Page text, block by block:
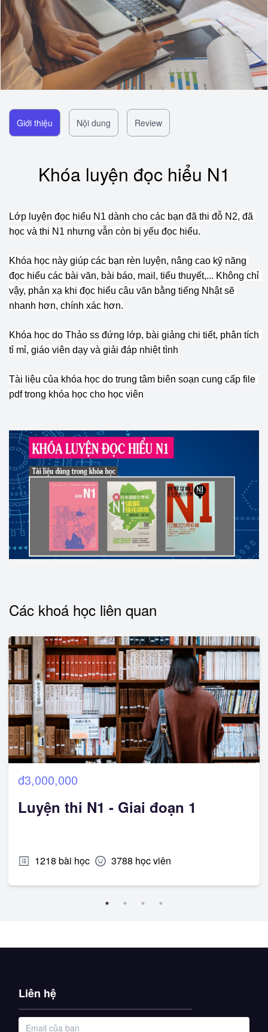
Giới thiệu Nội dung Review
Khóa luyện đọc hiểu N1
Lớp luyện đọc hiểu N1 dành cho các bạn đã thi đỗ N2, đã
học và thi N1 nhưng vẫn còn bị yếu đọc hiểu.
Khóa học này giúp các bạn rèn luyện, nâng cao kỹ năng
đọc hiểu các bài văn, bài báo, mail, tiểu thuyết,... Không chỉ
vậy, phản xạ khi đọc hiểu câu văn bằng tiếng Nhật sẽ
nhanh hơn, chính xác hơn.
Khóa học do Thảo ss đứng lớp, bài giảng chi tiết, phân tích
tỉ mỉ, giáo viên dạy và giải đáp nhiệt tình
Tài liệu của khóa học do trung tâm biên soạn cung cấp file
pdf trong khóa học cho học viên
Các khoá học liên quan
đ3,000,000
Luyện thi N1 - Giai đoạn 1
1218 bài học 3788 học viên
Liên hệ